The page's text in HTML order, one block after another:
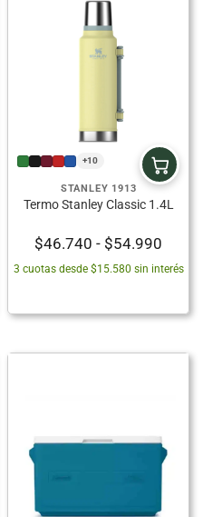
+10
STANLEY 1913
Termo Stanley Classic 1.4L
$46.740 - $54.990
de
3 cuotas desde $15.580 sin interés